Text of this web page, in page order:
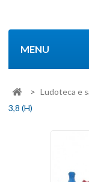
MENU
> Ludoteca e
3,8 (H)